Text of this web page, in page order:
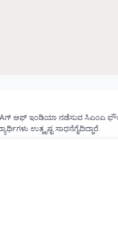
ಆಫ್ ಇಂಡಿಯಾ ನಡೆಸುವ ಸಿಎಂಎ
ಉತ್ಕೃಷ್ಟ ಸಾಧನೆಗೈದಿದ್ದಾರೆ.